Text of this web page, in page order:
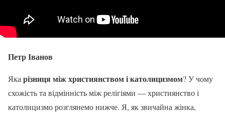
Петр Іванов
Якарізниця між християнством і католицизмом? У чому
схожість та відмінність між релігіями — християнство і
католицизмо розглянемо нижче. Я, як звичайна жінка,